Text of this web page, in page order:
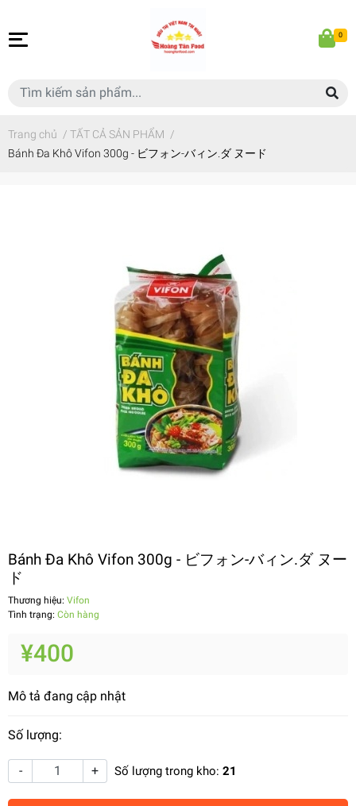
0
Trang chủ / TẤT CẢ SẢN PHẨM /
Bánh Đa Khô Vifon 300g - ビフォン-バィン.ダ ヌード
Bánh Đa Khô Vifon 300g - ビフォン-バィン.ダ ヌー
ド
Thương hiệu: Vifon
Tình trạng: Còn hàng
¥400
Mô tả đang cập nhật
Số lượng:
- + Số lượng trong kho: 21